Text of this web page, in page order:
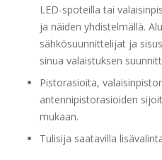
LED-spoteilla tai
ja näiden yhdistelmällä.
sähkösuunnittelijat ja
sinua valaistuksen
Pistorasioita,
antennipistorasioiden
mukaan.
Tulisija saatavilla